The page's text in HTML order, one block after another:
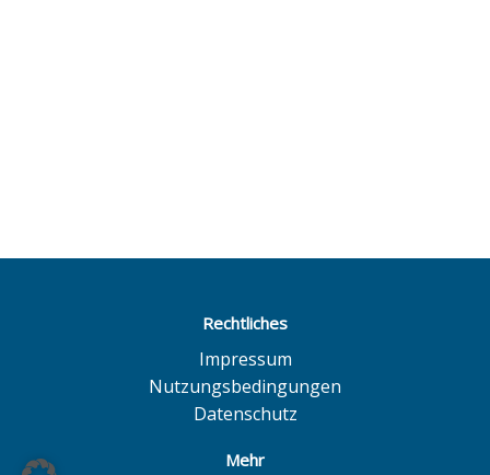
Rechtliches
Impressum
Nutzungsbedingungen
Datenschutz
Mehr